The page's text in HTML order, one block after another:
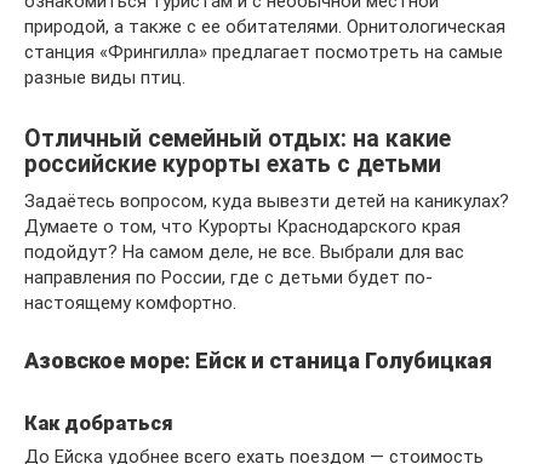
природой, а также с ее обитателями. Орнитологическая
станция «Фрингилла» предлагает посмотреть на самые
разные виды птиц.
Отличный семейный отдых: на какие
российские курорты ехать с детьми
Задаётесь вопросом, куда вывезти детей на каникулах?
Думаете о том, что Курорты Краснодарского края
подойдут? На самом деле, не все. Выбрали для вас
направления по России, где с детьми будет по-
настоящему комфортно.
Азовское море: Ейск и станица Голубицкая
Как добраться
До Ейска удобнее всего ехать поездом — стоимость